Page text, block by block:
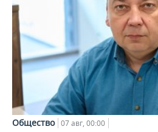
Общество 07 авг, 00:00